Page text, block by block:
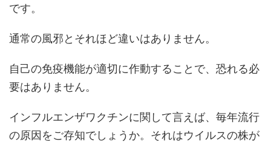
です。
通常の風邪とそれほど違いはありません。
自己の免疫機能が適切に作動することで、恐れる必
要はありません。
インフルエンザワクチンに関して言えば、毎年流行
の原因をご存知でしょうか。それはウイルスの株が